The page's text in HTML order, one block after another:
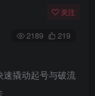
关注
2189 219